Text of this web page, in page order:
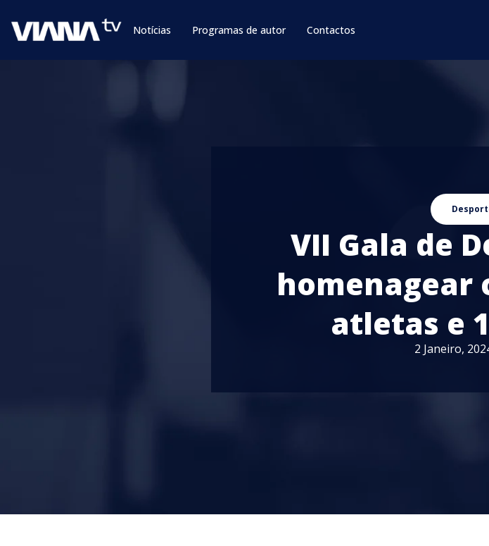
Notícias Programas de autor Contactos
VII Gala de
homenagear
atletas e
2 Janeiro,